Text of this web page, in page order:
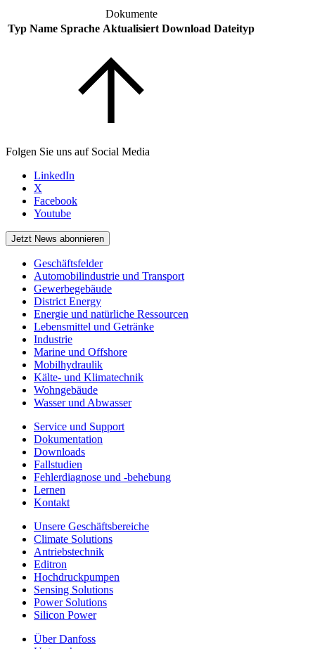
Dokumente
Typ Name Sprache Aktualisiert Download Dateityp
Folgen Sie uns auf Social Media
LinkedIn
X
Facebook
Youtube
Jetzt News abonnieren
Geschäftsfelder
Automobilindustrie und Transport
Gewerbegebäude
District Energy
Energie und natürliche Ressourcen
Lebensmittel und Getränke
Industrie
Marine und Offshore
Mobilhydraulik
Kälte- und Klimatechnik
Wohngebäude
Wasser und Abwasser
Service und Support
Dokumentation
Downloads
Fallstudien
Fehlerdiagnose und -behebung
Lernen
Kontakt
Unsere Geschäftsbereiche
Climate Solutions
Antriebstechnik
Editron
Hochdruckpumpen
Sensing Solutions
Power Solutions
Silicon Power
Über Danfoss